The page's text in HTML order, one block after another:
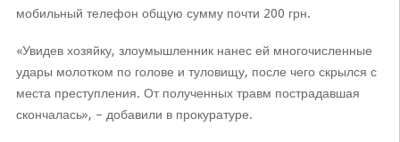
мобильный телефон общую сумму почти 200 грн.
«Увидев хозяйку, злоумышленник нанес ей многочисленные
удары молотком по голове и туловищу, после чего скрылся с
места преступления. От полученных травм пострадавшая
скончалась», – добавили в прокуратуре.